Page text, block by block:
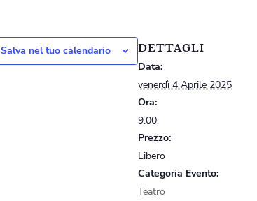
Salva nel tuo calendario DETTAGLI
Data:
venerdì 4 Aprile 2025
Ora:
9:00
Prezzo:
Libero
Categoria Evento:
Teatro